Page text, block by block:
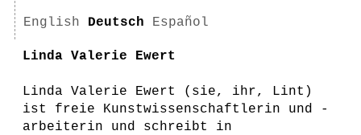
English Deutsch Español
Linda Valerie Ewert
Linda Valerie Ewert (sie, ihr, Lint)
ist freie Kunstwissenschaftlerin und -
arbeiterin und schreibt in